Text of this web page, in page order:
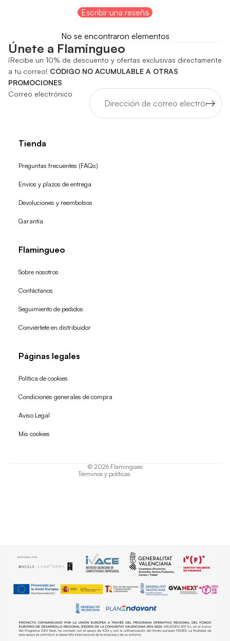
Escribir una reseña
No se encontraron elementos
Únete a Flamingueo
¡Recibe un 10% de descuento y ofertas exclusivas directamente
a tu correo! CÓDIGO NO ACUMULABLE A OTRAS
PROMOCIONES
Correo electrónico
Tienda
Preguntas frecuentes (FAQs)
Envíos y plazos de entrega
Devoluciones y reembolsos
Garantía
Flamingueo
Sobre nosotros
Contáctanos
Seguimiento de pedidos
Conviértete en distribuidor
Páginas legales
Política de cookies
Condiciones generales de compra
Aviso Legal
Mis cookies
© 2026 Flamingueo
Términos y políticas